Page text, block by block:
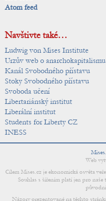
Atom feed
Navštivte také…
Ludwig von Mises Institute
Urzův web o anarchokapitalismu
Kanál Svobodného přístavu
Stoky Svobodného přístavu
Svoboda učení
Libertariánský institut
Liberální institut
Students for Liberty CZ
INESS
Web
Cílem Mises.cz je ekonomická osvěta
Souhlas s šířením platí jen pro
Názory prezentované na těchto